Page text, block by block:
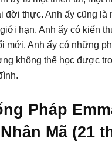
đời thực. Anh ấy cũng là
hạn. Anh ấy có kiến
mới. Anh ấy có những
không thể học được
Pháp
Mã (21